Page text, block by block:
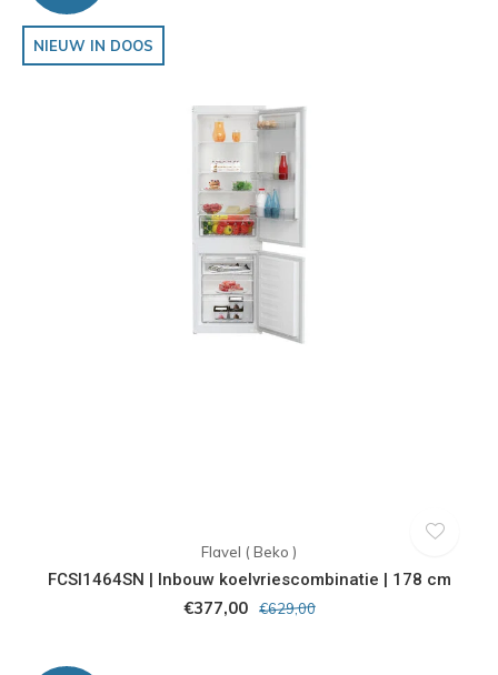
NIEUW IN DOOS
Flavel ( Beko )
FCSI1464SN | Inbouw koelvriescombinatie | 178 cm
€377,00 €629,00